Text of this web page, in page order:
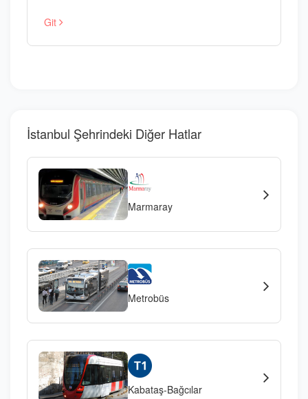
Git
İstanbul Şehrindeki Diğer Hatlar
Marmaray
Metrobüs
Kabataş-Bağcılar